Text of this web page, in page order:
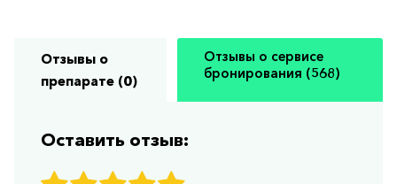
Отзывы о
препарате (0)
Отзывы о сервисе
бронирования (568)
Оставить отзыв: